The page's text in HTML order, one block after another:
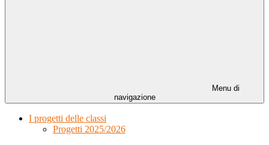
Menu di
navigazione
I progetti delle classi
Progetti 2025/2026